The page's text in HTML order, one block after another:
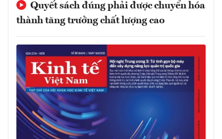
Quyết sách đúng phải được chuyển hóa
thành tăng trưởng chất lượng cao